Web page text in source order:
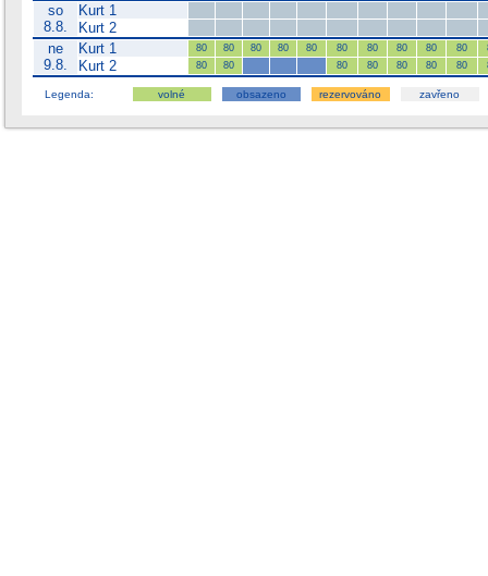
so
8.8.
Kurt 1
Kurt 2
ne
9.8.
Kurt 1 80 80 80 80 80 80 80 80 80 80
Kurt 2 80 80 80 80 80 80 80
Legenda: volné obsazeno rezervováno zavřeno